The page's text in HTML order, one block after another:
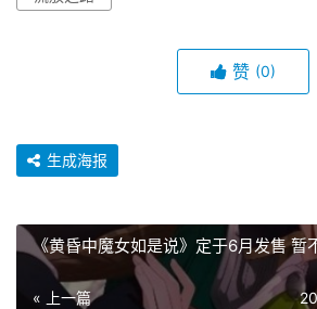
赞 (0)
生成海报
《黄昏中魔女如是说》定于6月发售 暂
« 上一篇